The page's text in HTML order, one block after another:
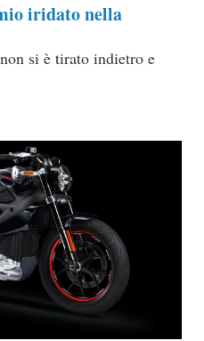
iridato nella
si è tirato indietro e